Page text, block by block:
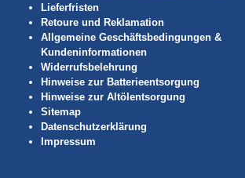
Lieferfristen
Retoure und Reklamation
Allgemeine Geschäftsbedingungen &
Kundeninformationen
Widerrufsbelehrung
Hinweise zur Batterieentsorgung
Hinweise zur Altölentsorgung
Sitemap
Datenschutzerklärung
Impressum